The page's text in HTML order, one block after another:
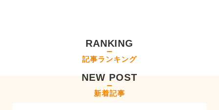
RANKING
記事ランキング
NEW POST
新着記事